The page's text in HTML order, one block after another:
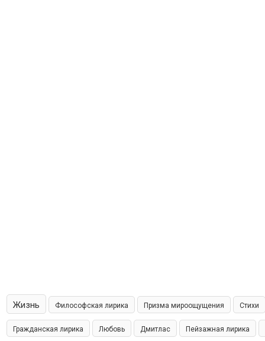
Жизнь Философская лирика Призма мироощущения Стихи
Гражданская лирика Любовь Дмитлас Пейзажная лирика